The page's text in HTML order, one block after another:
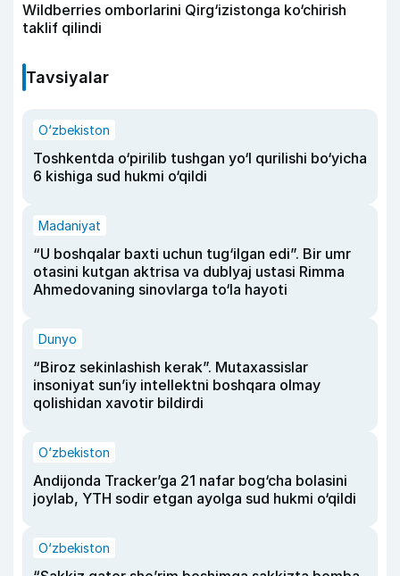
Wildberries omborlarini Qirg‘izistonga ko‘chirish
taklif qilindi
Tavsiyalar
O‘zbekiston
Toshkentda o‘pirilib tushgan yo‘l qurilishi bo‘yicha
6 kishiga sud hukmi o‘qildi
Madaniyat
“U boshqalar baxti uchun tug‘ilgan edi”. Bir umr
otasini kutgan aktrisa va dublyaj ustasi Rimma
Ahmedovaning sinovlarga to‘la hayoti
Dunyo
“Biroz sekinlashish kerak”. Mutaxassislar
insoniyat sun’iy intellektni boshqara olmay
qolishidan xavotir bildirdi
O‘zbekiston
Andijonda Tracker’ga 21 nafar bog‘cha bolasini
joylab, YTH sodir etgan ayolga sud hukmi o‘qildi
O‘zbekiston